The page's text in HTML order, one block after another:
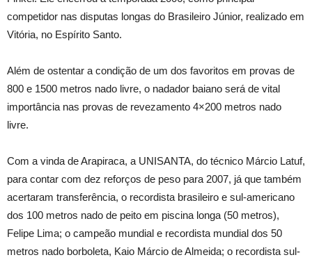
competidor nas disputas longas do Brasileiro Júnior, realizado em
Vitória, no Espírito Santo.
Além de ostentar a condição de um dos favoritos em provas de
800 e 1500 metros nado livre, o nadador baiano será de vital
importância nas provas de revezamento 4×200 metros nado
livre.
Com a vinda de Arapiraca, a UNISANTA, do técnico Márcio Latuf,
para contar com dez reforços de peso para 2007, já que também
acertaram transferência, o recordista brasileiro e sul-americano
dos 100 metros nado de peito em piscina longa (50 metros),
Felipe Lima; o campeão mundial e recordista mundial dos 50
metros nado borboleta, Kaio Márcio de Almeida; o recordista sul-